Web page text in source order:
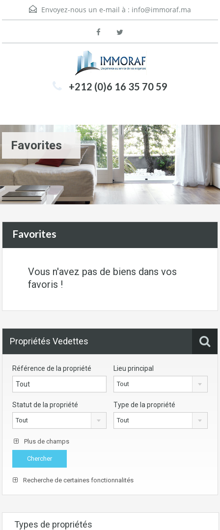
Envoyez-nous un e-mail à : info@immoraf.ma
+212 (0)6 16 35 70 59
Favorites
Favorites
Vous n'avez pas de biens dans vos
favoris !
Propriétés Vedettes
Référence de la propriété Lieu principal
Tout
Statut de la propriété
Tout
Type de la propriété
Tout
Plus de champs
Recherche de certaines fonctionnalités
Types de propriétés